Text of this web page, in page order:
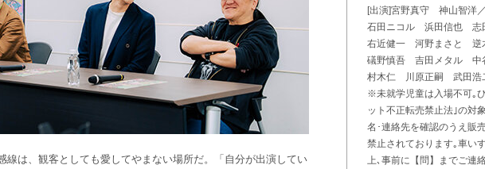
線は、観客としても愛してやまない場所だ。「自分が出演してい
[出演]宮野真守 神山智洋／
石田ニコル 浜田信也 志
右近健一 河野まさと 逆
礒野慎吾 吉田メタル 中
村木仁 川原正嗣 武田浩
※未就学児童は入場不可｡
ット不正転売禁止法｣の対
名･連絡先を確認のうえ販
禁止されております｡車い
上､事前に【問】までご連